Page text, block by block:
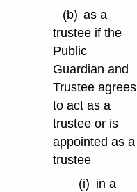
(b) as a
trustee if the
Public
Guardian and
Trustee agrees
to act as a
trustee or is
appointed as a
trustee
(i) in a